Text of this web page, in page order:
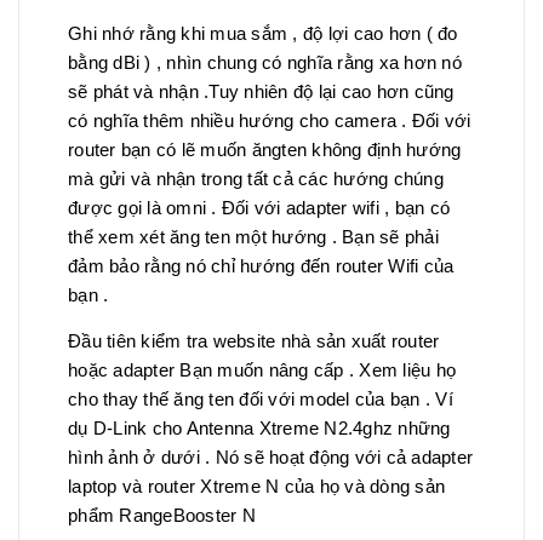
Ghi nhớ rằng khi mua sắm , độ lợi cao hơn ( đo
bằng dBi ) , nhìn chung có nghĩa rằng xa hơn nó
sẽ phát và nhận .Tuy nhiên độ lại cao hơn cũng
có nghĩa thêm nhiều hướng cho camera . Đối với
router bạn có lẽ muốn ăngten không định hướng
mà gửi và nhận trong tất cả các hướng chúng
được gọi là omni . Đối với adapter wifi , bạn có
thể xem xét ăng ten một hướng . Bạn sẽ phải
đảm bảo rằng nó chỉ hướng đến router Wifi của
bạn .
Đầu tiên kiểm tra website nhà sản xuất router
hoặc adapter Bạn muốn nâng cấp . Xem liệu họ
cho thay thế ăng ten đối với model của bạn . Ví
dụ D-Link cho Antenna Xtreme N2.4ghz những
hình ảnh ở dưới . Nó sẽ hoạt động với cả adapter
laptop và router Xtreme N của họ và dòng sản
phẩm RangeBooster N